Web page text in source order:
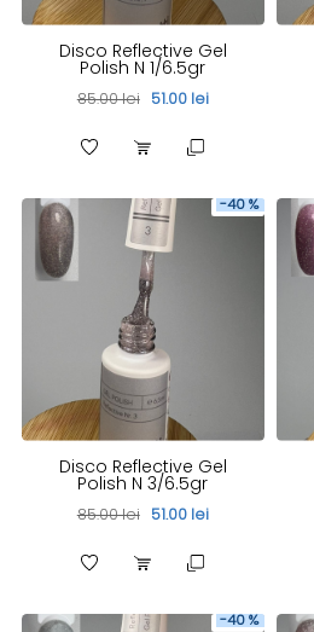
Disco Reflective Gel
Polish N 1/6.5gr
85.00 lei 51.00 lei
-40 %
Disco Reflective Gel
Polish N 3/6.5gr
85.00 lei 51.00 lei
-40 %